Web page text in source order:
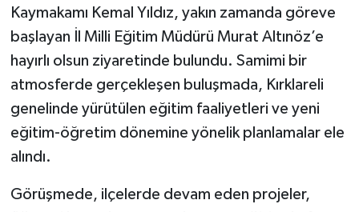
Kaymakamı Kemal Yıldız, yakın zamanda göreve
başlayan İl Milli Eğitim Müdürü Murat Altınöz’e
hayırlı olsun ziyaretinde bulundu. Samimi bir
atmosferde gerçekleşen buluşmada, Kırklareli
genelinde yürütülen eğitim faaliyetleri ve yeni
eğitim-öğretim dönemine yönelik planlamalar ele
alındı.
Görüşmede, ilçelerde devam eden projeler,